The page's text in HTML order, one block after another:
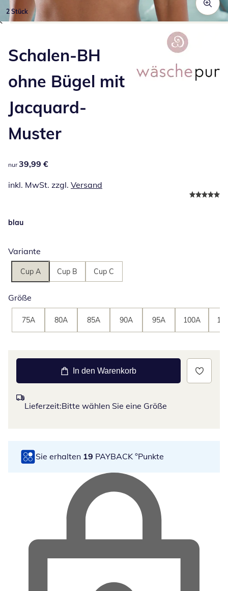
2 Stück
Schalen-BH
ohne Bügel mit
Jacquard-
Muster
39,99 €
nur 39,99 €
inkl. MwSt. zzgl. Versand
blau
Variante
Cup A Cup B Cup C
Größe
75A 80A 85A 90A 95A 100A
In den Warenkorb
Lieferzeit:Bitte wählen Sie eine Größe
Sie erhalten 19 PAYBACK °Punkte